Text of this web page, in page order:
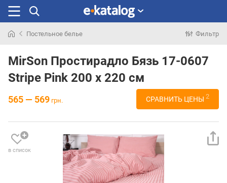
раньше
Постельное белье Фильтр
MirSon Простирадло Бязь 17-0607
Stripe Pink 200 х 220 см
565 — 569 грн. СРАВНИТЬ ЦЕНЫ 2
в список